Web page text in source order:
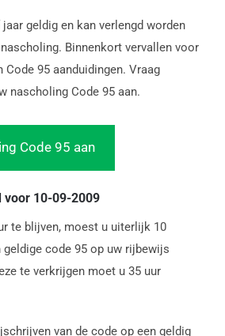
geldig en kan verlengd worden
Binnenkort vervallen voor
Code 95 aanduidingen. Vraag
nascholing Code 95 aan.
Code 95 aan
voor 10-09-2009
te blijven, moest u uiterlijk 10
geldige code 95 op uw rijbewijs
te verkrijgen moet u 35 uur
van de code op een geldig